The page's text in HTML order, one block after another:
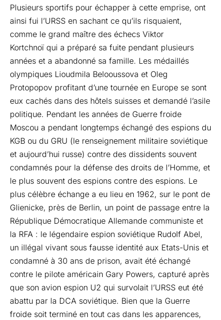
Plusieurs sportifs pour échapper à cette emprise, ont
ainsi fui l’URSS en sachant ce qu’ils risquaient,
comme le grand maître des échecs Viktor
Kortchnoï qui a préparé sa fuite pendant plusieurs
années et a abandonné sa famille. Les médaillés
olympiques Lioudmila Belooussova et Oleg
Protopopov profitant d’une tournée en Europe se sont
eux cachés dans des hôtels suisses et demandé l’asile
politique. Pendant les années de Guerre froide
Moscou a pendant longtemps échangé des espions du
KGB ou du GRU (le renseignement militaire soviétique
et aujourd’hui russe) contre des dissidents souvent
condamnés pour la défense des droits de l’Homme, et
le plus souvent des espions contre des espions. Le
plus célèbre échange a eu lieu en 1962, sur le pont de
Glienicke, près de Berlin, un point de passage entre la
République Démocratique Allemande communiste et
la RFA : le légendaire espion soviétique Rudolf Abel,
un illégal vivant sous fausse identité aux Etats-Unis et
condamné à 30 ans de prison, avait été échangé
contre le pilote américain Gary Powers, capturé après
que son avion espion U2 qui survolait l’URSS eut été
abattu par la DCA soviétique. Bien que la Guerre
froide soit terminé en tout cas dans les apparences,